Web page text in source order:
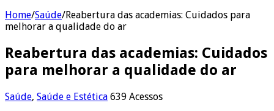
Home/Saúde/Reabertura das academias: Cuidados para
melhorar a qualidade do ar
Reabertura das academias: Cuidados
para melhorar a qualidade do ar
Saúde, Saúde e Estética 639 Acessos